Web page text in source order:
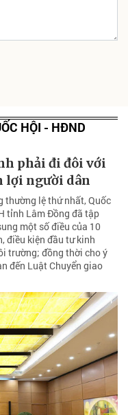
HỘI - HĐND
phải đi đôi với
lợi người dân
thường lệ thứ nhất, Quốc
tỉnh Lâm Đồng đã tập
một số điều của 10
điều kiện đầu tư kinh
trường; đồng thời cho ý
đến Luật Chuyển giao